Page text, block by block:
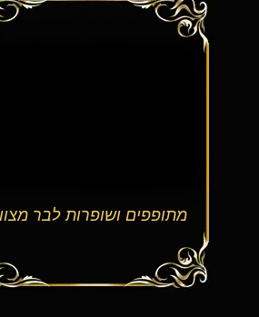
ושופרות לבר מצווה